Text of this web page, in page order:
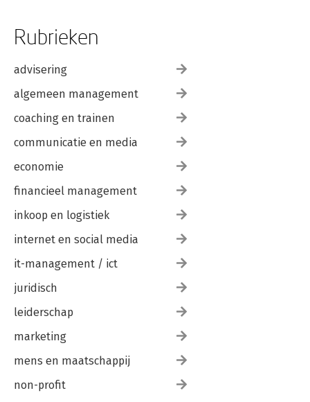
Rubrieken
advisering
algemeen management
coaching en trainen
communicatie en media
economie
financieel management
inkoop en logistiek
internet en social media
it-management / ict
juridisch
leiderschap
marketing
mens en maatschappij
non-profit